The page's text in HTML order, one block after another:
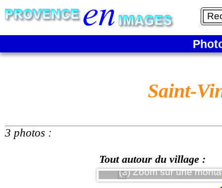
Saint-
3 photos :
Tout autour du village :
(3) Zoom sur une